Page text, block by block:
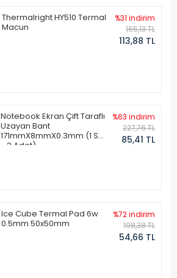
Thermalright HY510 Termal
Macun
%31 indirim
165,13 TL
113,88 TL
Notebook Ekran Çift Taraflı
Uzayan Bant
171mmX8mmX0.3mm (1 Set
- 2 Adet)
%63 indirim
227,76 TL
85,41 TL
Ice Cube Termal Pad 6w
0.5mm 50x50mm
%72 indirim
198,38 TL
54,66 TL